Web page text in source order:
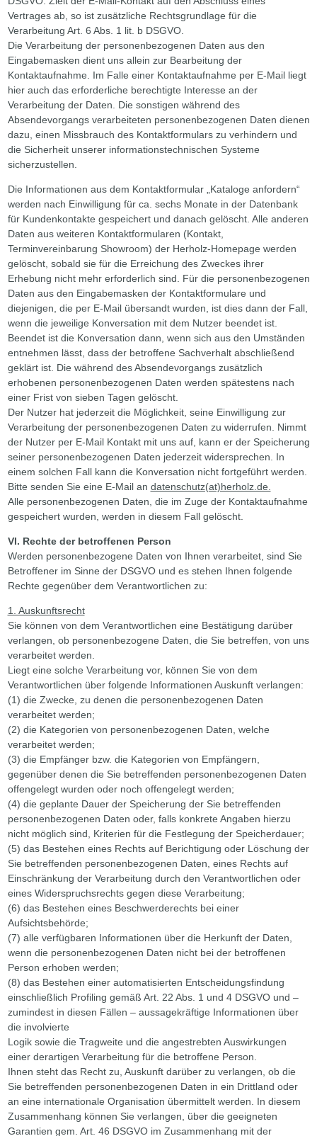
Vertrages ab, so ist zusätzliche Rechtsgrundlage für die
Verarbeitung Art. 6 Abs. 1 lit. b DSGVO.
Die Verarbeitung der personenbezogenen Daten aus den
Eingabemasken dient uns allein zur Bearbeitung der
Kontaktaufnahme. Im Falle einer Kontaktaufnahme per E-Mail liegt
hier auch das erforderliche berechtigte Interesse an der
Verarbeitung der Daten. Die sonstigen während des
Absendevorgangs verarbeiteten personenbezogenen Daten dienen
dazu, einen Missbrauch des Kontaktformulars zu verhindern und
die Sicherheit unserer informationstechnischen Systeme
sicherzustellen.
Die Informationen aus dem Kontaktformular „Kataloge anfordern“
werden nach Einwilligung für ca. sechs Monate in der Datenbank
für Kundenkontakte gespeichert und danach gelöscht. Alle anderen
Daten aus weiteren Kontaktformularen (Kontakt,
Terminvereinbarung Showroom) der Herholz-Homepage werden
gelöscht, sobald sie für die Erreichung des Zweckes ihrer
Erhebung nicht mehr erforderlich sind. Für die personenbezogenen
Daten aus den Eingabemasken der Kontaktformulare und
diejenigen, die per E-Mail übersandt wurden, ist dies dann der Fall,
wenn die jeweilige Konversation mit dem Nutzer beendet ist.
Beendet ist die Konversation dann, wenn sich aus den Umständen
entnehmen lässt, dass der betroffene Sachverhalt abschließend
geklärt ist. Die während des Absendevorgangs zusätzlich
erhobenen personenbezogenen Daten werden spätestens nach
einer Frist von sieben Tagen gelöscht.
Der Nutzer hat jederzeit die Möglichkeit, seine Einwilligung zur
Verarbeitung der personenbezogenen Daten zu widerrufen. Nimmt
der Nutzer per E-Mail Kontakt mit uns auf, kann er der Speicherung
seiner personenbezogenen Daten jederzeit widersprechen. In
einem solchen Fall kann die Konversation nicht fortgeführt werden.
Bitte senden Sie eine E-Mail an datenschutz(at)herholz.de.
Alle personenbezogenen Daten, die im Zuge der Kontaktaufnahme
gespeichert wurden, werden in diesem Fall gelöscht.
VI. Rechte der betroffenen Person
Werden personenbezogene Daten von Ihnen verarbeitet, sind Sie
Betroffener im Sinne der DSGVO und es stehen Ihnen folgende
Rechte gegenüber dem Verantwortlichen zu:
1. Auskunftsrecht
Sie können von dem Verantwortlichen eine Bestätigung darüber
verlangen, ob personenbezogene Daten, die Sie betreffen, von uns
verarbeitet werden.
Liegt eine solche Verarbeitung vor, können Sie von dem
Verantwortlichen über folgende Informationen Auskunft verlangen:
(1) die Zwecke, zu denen die personenbezogenen Daten
verarbeitet werden;
(2) die Kategorien von personenbezogenen Daten, welche
verarbeitet werden;
(3) die Empfänger bzw. die Kategorien von Empfängern,
gegenüber denen die Sie betreffenden personenbezogenen Daten
offengelegt wurden oder noch offengelegt werden;
(4) die geplante Dauer der Speicherung der Sie betreffenden
personenbezogenen Daten oder, falls konkrete Angaben hierzu
nicht möglich sind, Kriterien für die Festlegung der Speicherdauer;
(5) das Bestehen eines Rechts auf Berichtigung oder Löschung der
Sie betreffenden personenbezogenen Daten, eines Rechts auf
Einschränkung der Verarbeitung durch den Verantwortlichen oder
eines Widerspruchsrechts gegen diese Verarbeitung;
(6) das Bestehen eines Beschwerderechts bei einer
Aufsichtsbehörde;
(7) alle verfügbaren Informationen über die Herkunft der Daten,
wenn die personenbezogenen Daten nicht bei der betroffenen
Person erhoben werden;
(8) das Bestehen einer automatisierten Entscheidungsfindung
einschließlich Profiling gemäß Art. 22 Abs. 1 und 4 DSGVO und –
zumindest in diesen Fällen – aussagekräftige Informationen über
die involvierte
Logik sowie die Tragweite und die angestrebten Auswirkungen
einer derartigen Verarbeitung für die betroffene Person.
Ihnen steht das Recht zu, Auskunft darüber zu verlangen, ob die
Sie betreffenden personenbezogenen Daten in ein Drittland oder
an eine internationale Organisation übermittelt werden. In diesem
Zusammenhang können Sie verlangen, über die geeigneten
Garantien gem. Art. 46 DSGVO im Zusammenhang mit der